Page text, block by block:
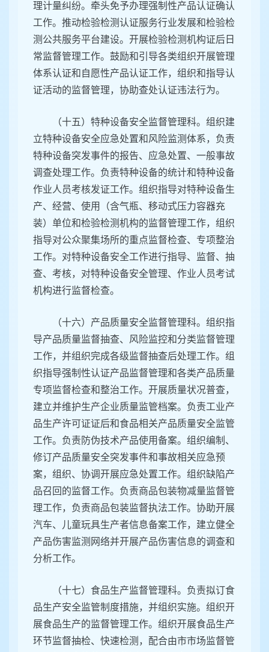
理计量纠纷。牵头免予办理强制性产品认证确认
工作。推动检验检测认证服务行业发展和检验检
测公共服务平台建设。开展检验检测机构证后日
常监督管理工作。鼓励和引导各类组织开展管理
体系认证和自愿性产品认证工作，组织和指导认
证活动的监督管理，协助查处认证违法行为。
（十五）特种设备安全监督管理科。组织建
立特种设备安全应急处置和风险监测体系，负责
特种设备突发事件的报告、应急处置、一般事故
调查处理工作。负责特种设备的统计和特种设备
作业人员考核发证工作。组织指导对特种设备生
产、经营、使用（含气瓶、移动式压力容器充
装）单位和检验检测机构的监督管理工作，组织
指导对公众聚集场所的重点监督检查、专项整治
工作。对特种设备安全工作进行指导、监督、抽
查、考核，对特种设备安全管理、作业人员考试
机构进行监督检查。
（十六）产品质量安全监督管理科。组织指
导产品质量监督抽查、风险监控和分类监督管理
工作，并组织完成各级监督抽查后处理工作。组
织指导强制性认证产品监督管理和各类产品质量
专项监督检查和整治工作。开展质量状况普查，
建立并维护生产企业质量监管档案。负责工业产
品生产许可证证后和食品相关产品质量安全监管
工作。负责防伪技术产品使用备案。组织编制、
修订产品质量安全突发事件和事故相关应急预
案，组织、协调开展应急处置工作。组织缺陷产
品召回的监督工作。负责商品包装物减量监督管
理工作，负责商品包装监督执法工作。协助开展
汽车、儿童玩具生产者信息备案工作，建立健全
产品伤害监测网络并开展产品伤害信息的调查和
分析工作。
（十七）食品生产监督管理科。负责拟订食
品生产安全监管制度措施，并组织实施。组织开
展食品生产的监督管理工作。组织开展食品生产
环节监督抽检、快速检测，配合由市市场监督管